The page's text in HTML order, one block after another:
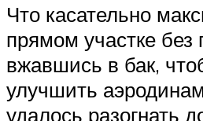
Что касательно
прямом участке без
вжавшись в бак,
улучшить
удалось разогнать